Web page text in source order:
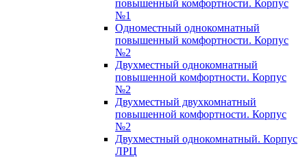
повышенный комфортности. Корпус
№1
Одноместный однокомнатный
повышенный комфортности. Корпус
№2
Двухместный однокомнатный
повышенной комфортности. Корпус
№2
Двухместный двухкомнатный
повышенной комфортности. Корпус
№2
Двухместный однокомнатный. Корпус
ЛРЦ